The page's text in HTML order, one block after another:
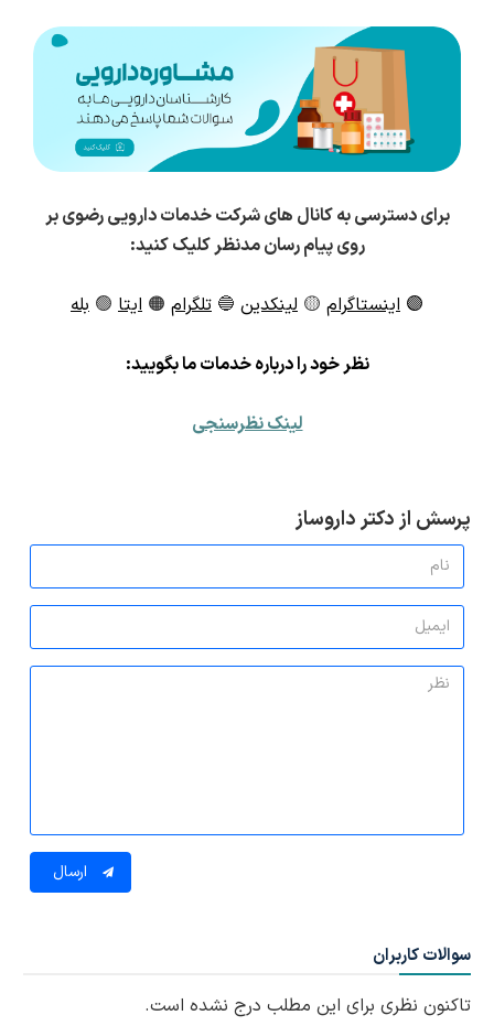
برای دسترسی به کانال های شرکت خدمات دارویی رضوی بر
روی پیام رسان مدنظر کلیک کنید:
🟣 اینستاگرام 🟡 لینکدین 🔵 تلگرام 🟠 ایتا 🟢 بله
نظر خود را درباره خدمات ما بگویید:
لینک نظرسنجی
پرسش از دکتر داروساز
ارسال
سوالات کاربران
تاکنون نظری برای این مطلب درج نشده است.